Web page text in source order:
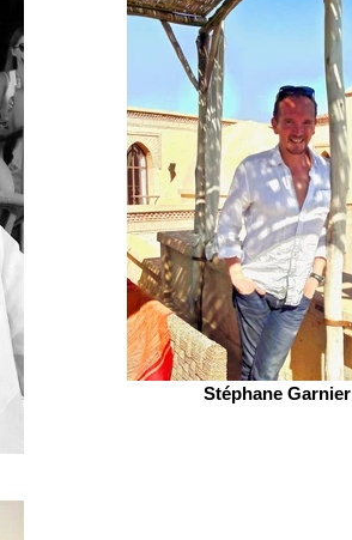
Stéphane Garnier